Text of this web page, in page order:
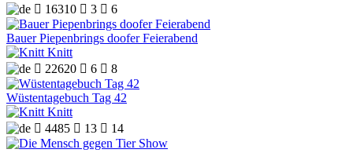
 16310  3  6
Bauer Piepenbrings doofer Feierabend
Knitt
 22620  6  8
Wüstentagebuch Tag 42
Knitt
 4485  13  14